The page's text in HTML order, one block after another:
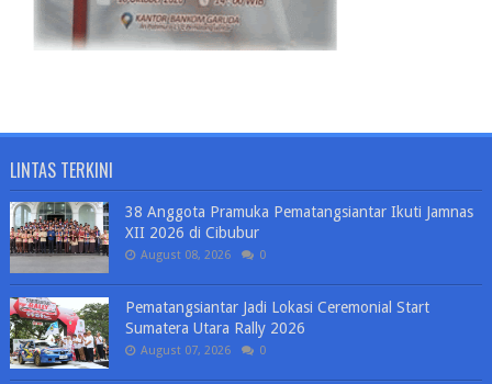
LINTAS TERKINI
38 Anggota Pramuka Pematangsiantar Ikuti Jamnas
XII 2026 di Cibubur
August 08, 2026 0
Pematangsiantar Jadi Lokasi Ceremonial Start
Sumatera Utara Rally 2026
August 07, 2026 0